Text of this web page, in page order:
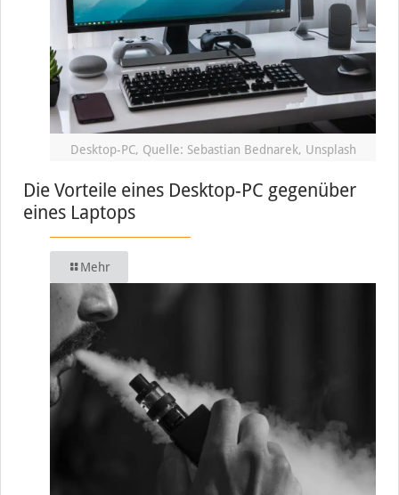
Desktop-PC, Quelle: Sebastian Bednarek, Unsplash
Die Vorteile eines Desktop-PC gegenüber
eines Laptops
Mehr